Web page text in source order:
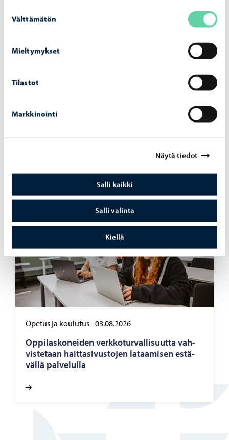
valinta
Välttämätön
Mieltymykset
Tilastot
Markkinointi
Näytä tiedot
Salli kaikki
Salli valinta
Kiellä
Haku Lin­nan­kos­ken lu­kion ai­kuis­lin­jal­le on
Hu­le­ve­si­mak­su­jen las­ku­tus alkaa syys­kuus­sa
2026
Opetus ja koulutus-03.08.2026
Op­pi­las­ko­nei­den verk­ko­tur­val­li­suut­ta vah­
vis­te­taan hait­ta­si­vus­to­jen la­taa­mi­sen es­tä­
väl­lä pal­ve­lul­la